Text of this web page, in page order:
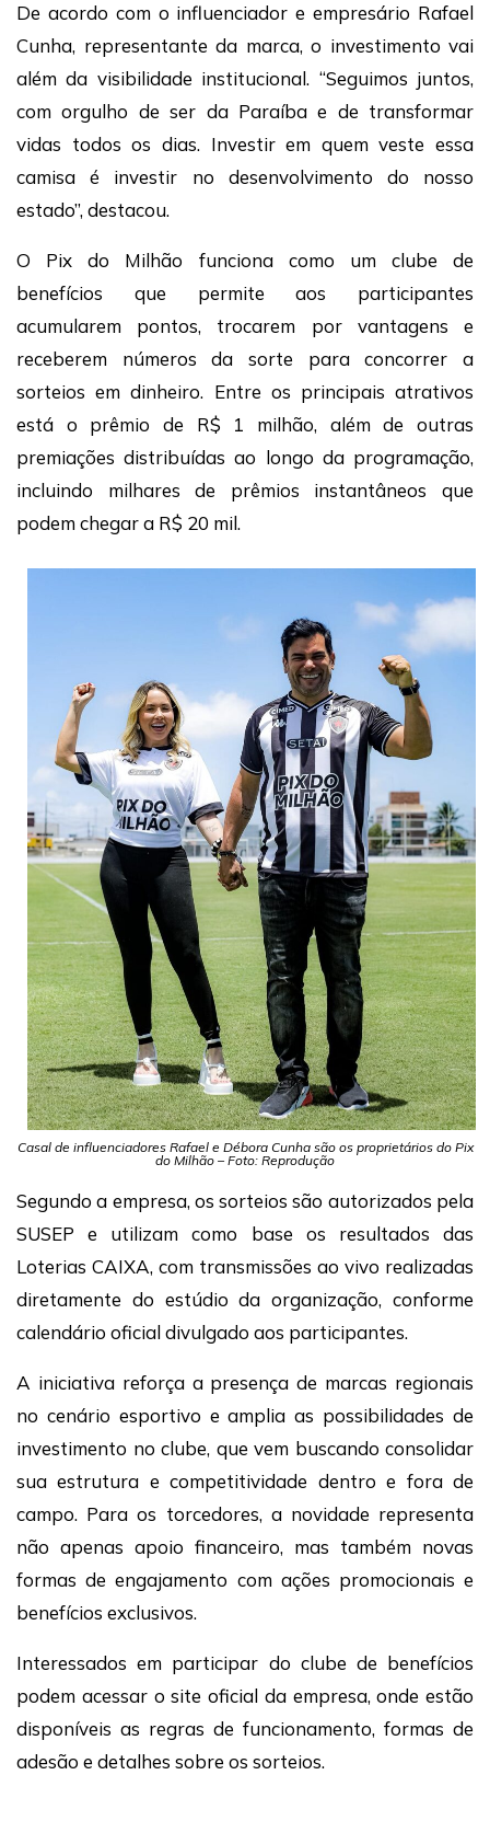
De acordo com o influenciador e empresário Rafael
Cunha, representante da marca, o investimento vai
além da visibilidade institucional. “Seguimos juntos,
com orgulho de ser da Paraíba e de transformar
vidas todos os dias. Investir em quem veste essa
camisa é investir no desenvolvimento do nosso
estado”, destacou.
O Pix do Milhão funciona como um clube de
benefícios que permite aos participantes
acumularem pontos, trocarem por vantagens e
receberem números da sorte para concorrer a
sorteios em dinheiro. Entre os principais atrativos
está o prêmio de R$ 1 milhão, além de outras
premiações distribuídas ao longo da programação,
incluindo milhares de prêmios instantâneos que
podem chegar a R$ 20 mil.
Casal de influenciadores Rafael e Débora Cunha são os proprietários do Pix
do Milhão – Foto: Reprodução
Segundo a empresa, os sorteios são autorizados pela
SUSEP e utilizam como base os resultados das
Loterias CAIXA, com transmissões ao vivo realizadas
diretamente do estúdio da organização, conforme
calendário oficial divulgado aos participantes.
A iniciativa reforça a presença de marcas regionais
no cenário esportivo e amplia as possibilidades de
investimento no clube, que vem buscando consolidar
sua estrutura e competitividade dentro e fora de
campo. Para os torcedores, a novidade representa
não apenas apoio financeiro, mas também novas
formas de engajamento com ações promocionais e
benefícios exclusivos.
Interessados em participar do clube de benefícios
podem acessar o site oficial da empresa, onde estão
disponíveis as regras de funcionamento, formas de
adesão e detalhes sobre os sorteios.